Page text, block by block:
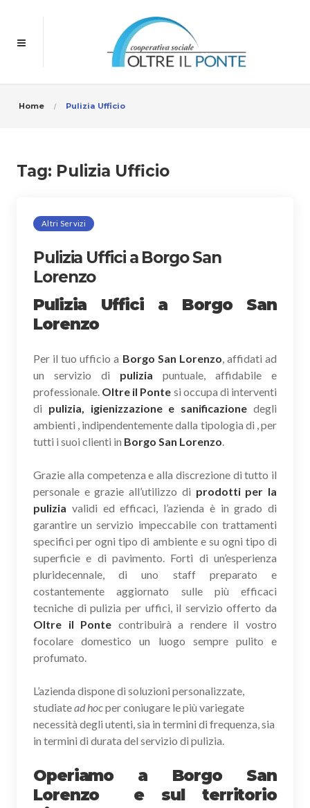
Home Pulizia Ufficio
Tag: Pulizia Ufficio
Altri Servizi
Pulizia Uffici a Borgo San
Lorenzo
Pulizia Uffici a Borgo San
Lorenzo
Per il tuo ufficio a Borgo San Lorenzo, affidati ad
un servizio di pulizia puntuale, affidabile e
professionale. Oltre il Ponte si occupa di interventi
di pulizia, igienizzazione e sanificazione degli
ambienti , indipendentemente dalla tipologia di , per
tutti i suoi clienti in Borgo San Lorenzo.
Grazie alla competenza e alla discrezione di tutto il
personale e grazie all’utilizzo di prodotti per la
pulizia validi ed efficaci, l’azienda è in grado di
garantire un servizio impeccabile con trattamenti
specifici per ogni tipo di ambiente e su ogni tipo di
superficie e di pavimento. Forti di un’esperienza
pluridecennale, di uno staff preparato e
costantemente aggiornato sulle più efficaci
tecniche di pulizia per uffici, il servizio offerto da
Oltre il Ponte contribuirà a rendere il vostro
focolare domestico un luogo sempre pulito e
profumato.
L’azienda dispone di soluzioni personalizzate,
studiatead hocper coniugare le più variegate
necessità degli utenti, sia in termini di frequenza, sia
in termini di durata del servizio di pulizia.
Operiamo a Borgo San
Lorenzo e sul territorio